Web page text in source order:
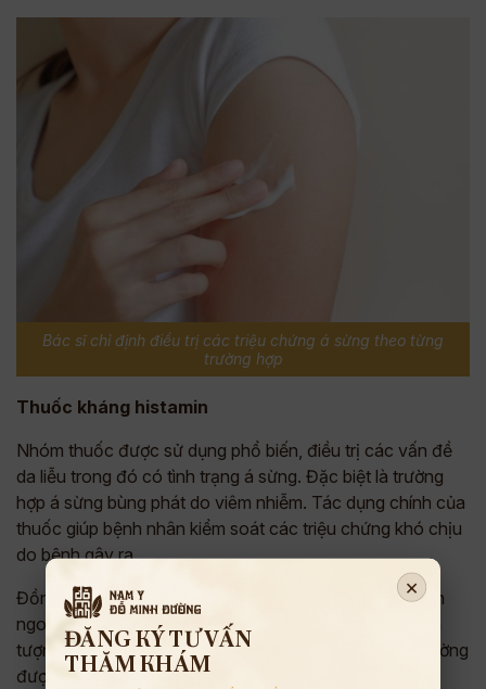
Bác sĩ chỉ định điều trị các triệu chứng á sừng theo từng
trường hợp
Thuốc kháng histamin
Nhóm thuốc được sử dụng phổ biến, điều trị các vấn đề
da liễu trong đó có tình trạng á sừng. Đặc biệt là trường
hợp á sừng bùng phát do viêm nhiễm. Tác dụng chính của
thuốc giúp bệnh nhân kiểm soát các triệu chứng khó chịu
do bệnh gây ra.
Đồng thời, thuốc còn giúp ngăn chặn các tác nhân bên
ngoài xâm nhập, bảo vệ vùng da tổn thương tránh hiện
tượng sừng hóa, nứt da. Các thuốc kháng histamin thường
được dùng:
×
ĐĂNG KÝ TƯ VẤN
THĂM KHÁM